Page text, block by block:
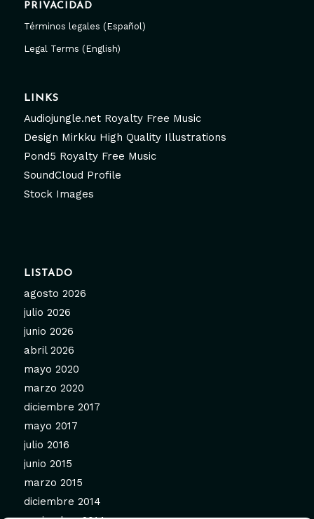
PRIVACIDAD
Términos legales (Español)
Legal Terms (English)
LINKS
Audiojungle.net Royalty Free Music
Design Mirkku High Quality Illustrations
Pond5 Royalty Free Music
SoundCloud Profile
Stock Images
LISTADO
agosto 2026
julio 2026
junio 2026
abril 2026
mayo 2020
marzo 2020
diciembre 2017
mayo 2017
julio 2016
junio 2015
marzo 2015
diciembre 2014